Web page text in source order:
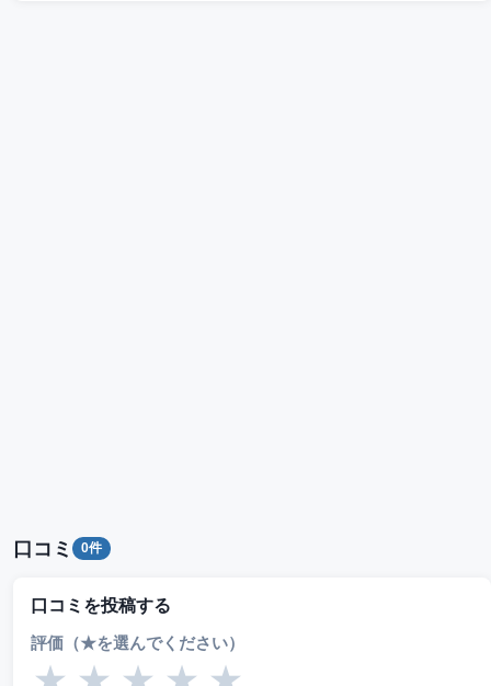
口コミ 0件
口コミを投稿する
評価（★を選んでください）